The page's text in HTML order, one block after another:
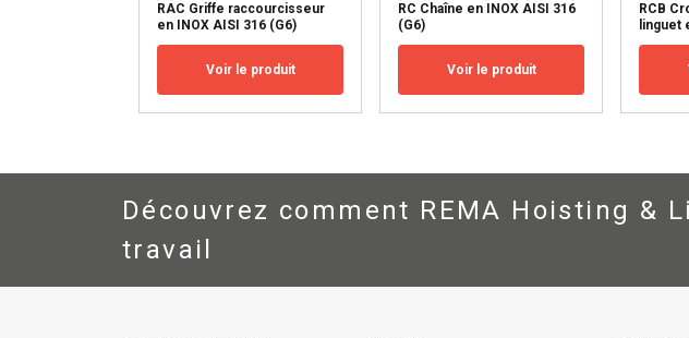
RAC Griffe raccourcisseur
en INOX AISI 316 (G6)
Voir le produit
RC Chaîne en INOX AISI 316
(G6)
Voir le produit
RCB
linguet
Découvrez comment REMA Hoisting
travail